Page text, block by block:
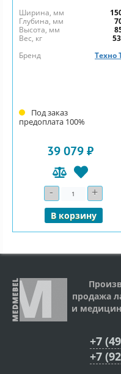
Ширина, мм
Глубина, мм
Высота, мм
Вес, кг
Бренд
Техно
Под заказ
предоплата 100%
39 079 ₽
- Количество+
В корзину
продажа
и
+7
+7